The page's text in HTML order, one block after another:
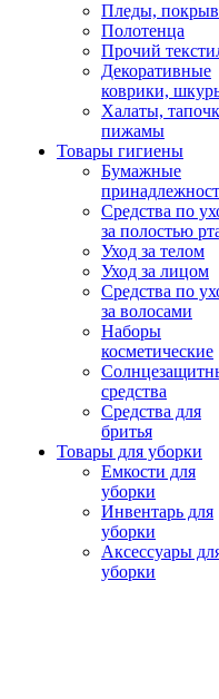
Пледы,
Полотенца
Прочий
Декоративные
коврики,
Халаты,
пижамы
Товары гигиены
Бумажные
Средства по
за полостью
Уход за телом
Уход за лицом
Средства по
за волосами
Наборы
косметические
средства
Средства для
бритья
Товары для уборки
Емкости для
уборки
Инвентарь для
уборки
Аксессуары
уборки